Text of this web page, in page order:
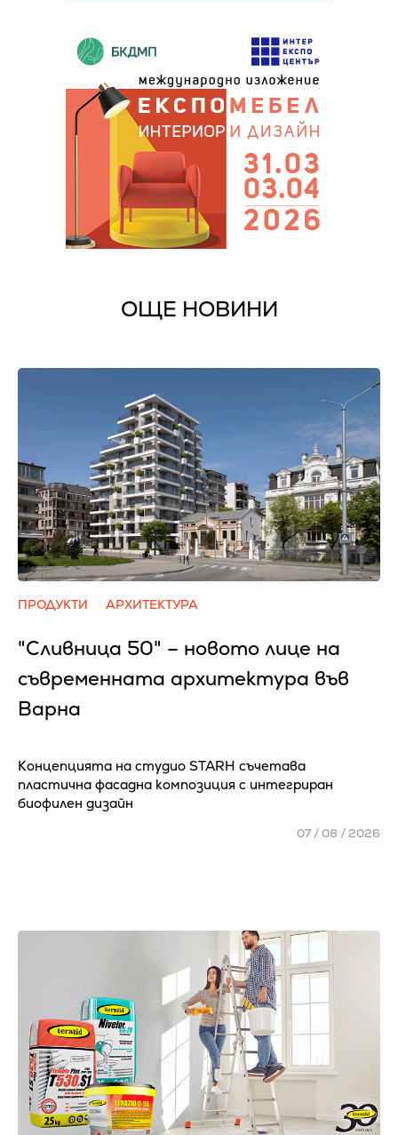
ОЩЕ НОВИНИ
ПРОДУКТИ АРХИТЕКТУРА
"Сливница 50" – новото лице на
съвременната архитектура във
Варна
Концепцията на студио STARH съчетава
пластична фасадна композиция с интегриран
биофилен дизайн
07 / 08 / 2026